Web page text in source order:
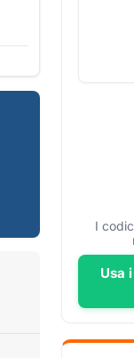
I
Usa